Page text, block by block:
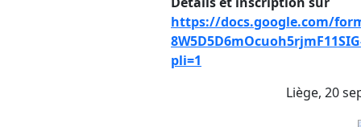
https://docs.google.com/
pli=1
Liège, 20